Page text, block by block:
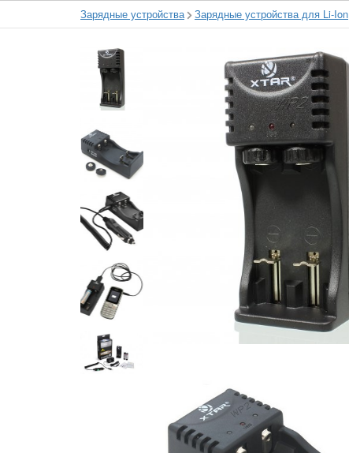
Зарядные устройства Зарядные устройства для Li-Ion